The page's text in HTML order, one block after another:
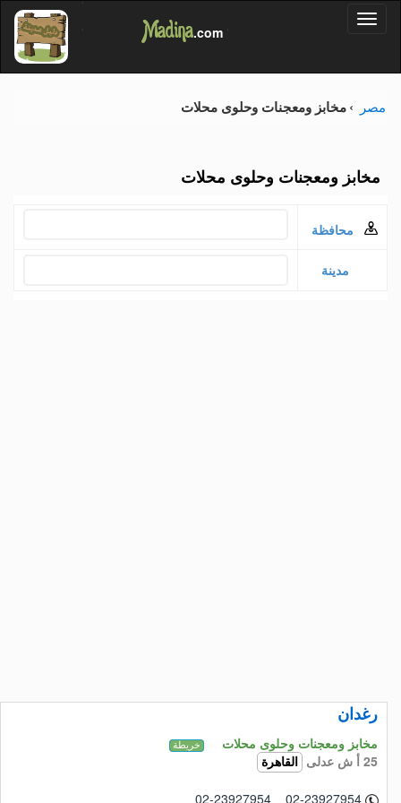
'
Madina.com'
مصر مخابز ومعجنات وحلوى محلات
مخابز ومعجنات وحلوى محلات
محافظة
مدينة
رغدان
مخابز ومعجنات وحلوى محلات خريطة
25 أ ش عدلى القاهرة
02-23927954 02-23927954